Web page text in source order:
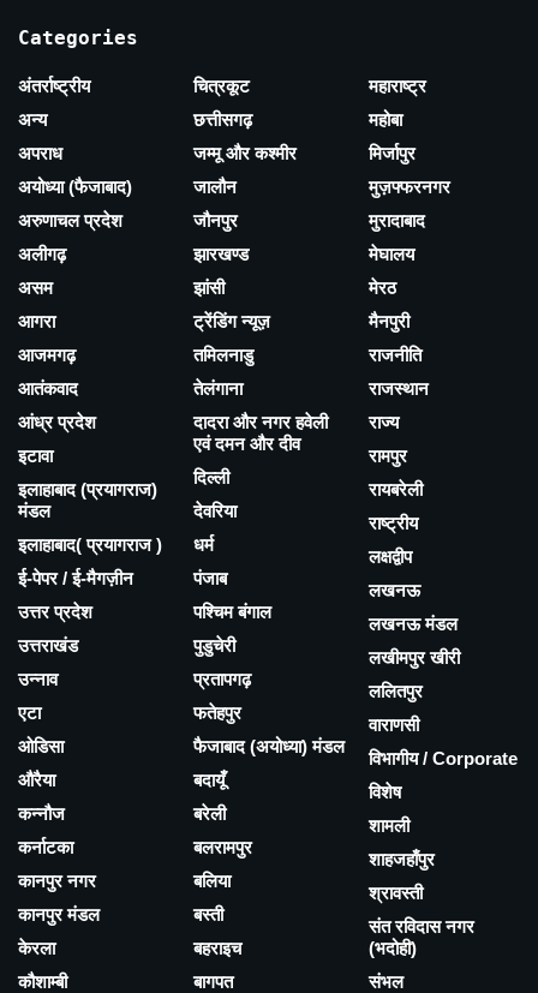
Categories
अंतर्राष्ट्रीय
अन्य
अपराध
अयोध्या (फैजाबाद)
अरुणाचल प्रदेश
अलीगढ़
असम
आगरा
आजमगढ़
आतंकवाद
आंध्र प्रदेश
इटावा
इलाहाबाद (प्रयागराज)
मंडल
इलाहाबाद( प्रयागराज )
ई-पेपर / ई-मैगज़ीन
उत्तर प्रदेश
उत्तराखंड
उन्नाव
एटा
ओडिसा
औरैया
कन्नौज
कर्नाटका
कानपुर नगर
कानपुर मंडल
केरला
कौशाम्बी
चित्रकूट
छत्तीसगढ़
जम्मू और कश्मीर
जालौन
जौनपुर
झारखण्ड
झांसी
ट्रेंडिंग न्यूज़
तमिलनाडु
तेलंगाना
दादरा और नगर हवेली
एवं दमन और दीव
दिल्ली
देवरिया
धर्म
पंजाब
पश्चिम बंगाल
पुडुचेरी
प्रतापगढ़
फतेहपुर
फैजाबाद (अयोध्या) मंडल
बदायूँ
बरेली
बलरामपुर
बलिया
बस्ती
बहराइच
बागपत
महाराष्ट्र
महोबा
मिर्जापुर
मुज़फ्फरनगर
मुरादाबाद
मेघालय
मेरठ
मैनपुरी
राजनीति
राजस्थान
राज्य
रामपुर
रायबरेली
राष्ट्रीय
लक्षद्वीप
लखनऊ
लखनऊ मंडल
लखीमपुर खीरी
ललितपुर
वाराणसी
विभागीय / Corporate
विशेष
शामली
शाहजहाँपुर
श्रावस्ती
संत रविदास नगर
(भदोही)
संभल